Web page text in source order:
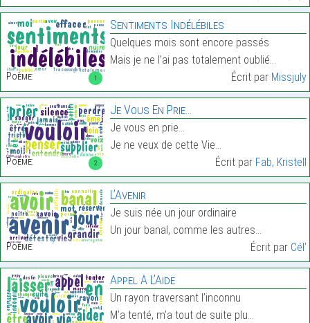
1
Poème:
Sentiments Indélébiles
Quelques mois sont encore passés
Mais je ne l’ai pas totalement oublié…
Écrit par Missjuly
2
Poème:
Je Vous En Prie…
Je vous en prie…
Je ne veux de cette Vie…
Écrit par Fab, Kristell
Poème:
L’Avenir
Je suis née un jour ordinaire
Un jour banal, comme les autres…
Écrit par Cél'
Appel À L’Aide
Un rayon traversant l’inconnu
M’a tenté, m’a tout de suite plu…